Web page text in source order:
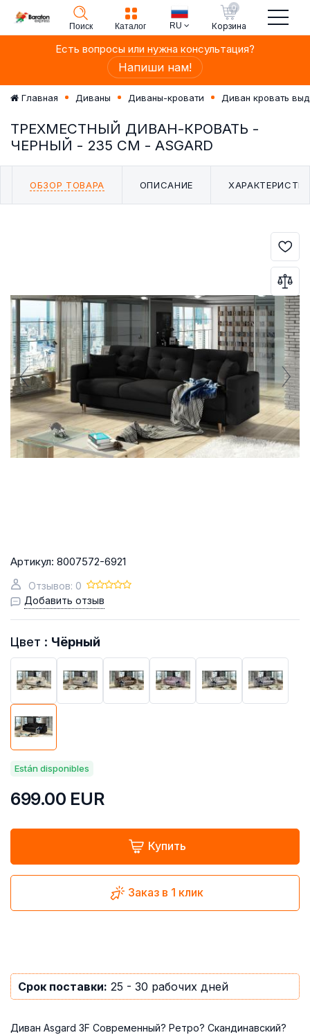
Поиск Каталог RU
0
Корзина
Есть вопросы или нужна консультация?
Напиши нам!
Главная Диваны Диваны-кровати Диван кровать
ТРЕХМЕСТНЫЙ ДИВАН-КРОВАТЬ -
ЧЕРНЫЙ - 235 СМ - ASGARD
ОБЗОР ТОВАРА ОПИСАНИЕ
Артикул: 8007572-6921
Отзывов: 0
Добавить отзыв
Цвет : Чёрный
Están disponibles
699.00 EUR
Купить
Заказ в 1 клик
Срок поставки: 25 - 30 рабочих дней
Диван Asgard 3F Современный? Ретро? Скандинавский?